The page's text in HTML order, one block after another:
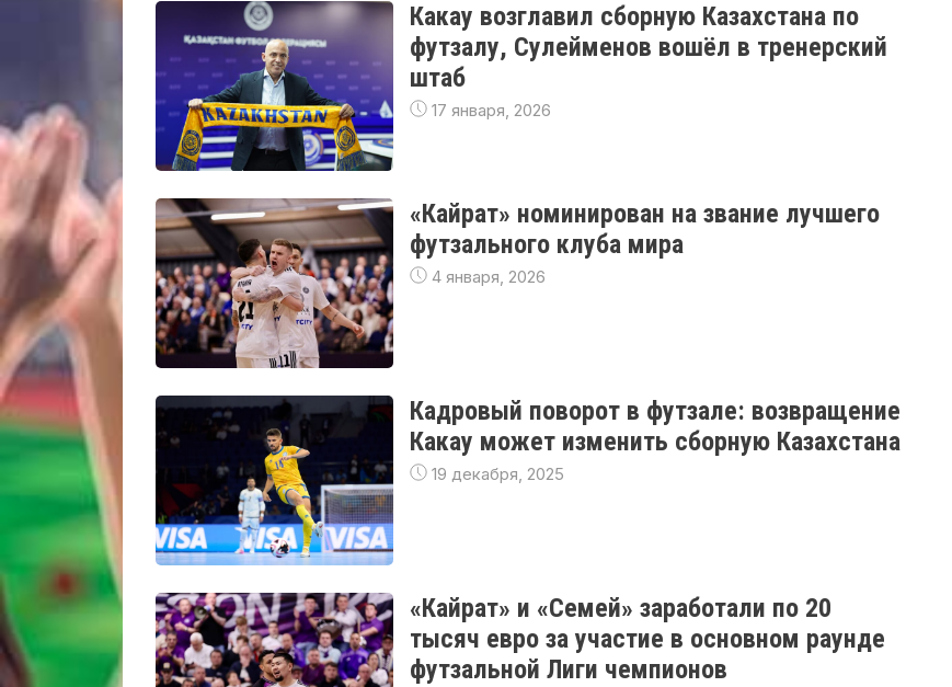
Какау возглавил сборную Казахстана по
футзалу, Сулейменов вошёл в тренерский
штаб
17 января, 2026
«Кайрат» номинирован на звание лучшего
футзального клуба мира
4 января, 2026
Кадровый поворот в футзале: возвращение
Какау может изменить сборную Казахстана
19 декабря, 2025
«Кайрат» и «Семей» заработали по 20
тысяч евро за участие в основном раунде
футзальной Лиги чемпионов